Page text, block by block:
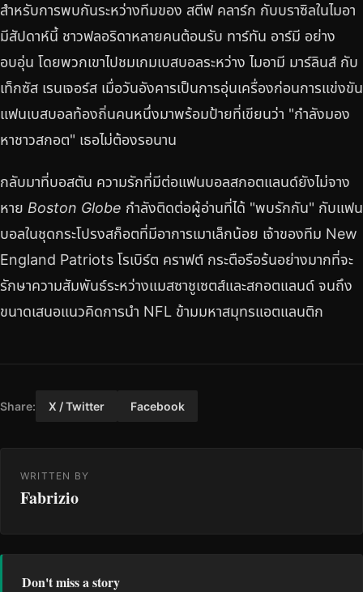
สำหรับการพบกันระหว่างทีมของ สตีฟ คลาร์ก กับบราซิลในไมอา
มีสัปดาห์นี้ ชาวฟลอริดาหลายคนต้อนรับ ทาร์ทัน อาร์มี อย่าง
อบอุ่น โดยพวกเขาไปชมเกมเบสบอลระหว่าง ไมอามี มาร์ลินส์ กับ
เท็กซัส เรนเจอร์ส เมื่อวันอังคารเป็นการอุ่นเครื่องก่อนการแข่งขัน
แฟนเบสบอลท้องถิ่นคนหนึ่งมาพร้อมป้ายที่เขียนว่า "กำลังมอง
หาชาวสกอต" เธอไม่ต้องรอนาน
กลับมาที่บอสตัน ความรักที่มีต่อแฟนบอลสกอตแลนด์ยังไม่จาง
หาย Boston Globe กำลังติดต่อผู้อ่านที่ได้ "พบรักกัน" กับแฟน
บอลในชุดกระโปรงสก็อตที่มีอาการเมาเล็กน้อย เจ้าของทีม New
England Patriots โรเบิร์ต คราฟต์ กระตือรือร้นอย่างมากที่จะ
รักษาความสัมพันธ์ระหว่างแมสซาชูเซตส์และสกอตแลนด์ จนถึง
ขนาดเสนอแนวคิดการนำ NFL ข้ามมหาสมุทรแอตแลนติก
Share: X / Twitter Facebook
WRITTEN BY
Fabrizio
Don't miss a story